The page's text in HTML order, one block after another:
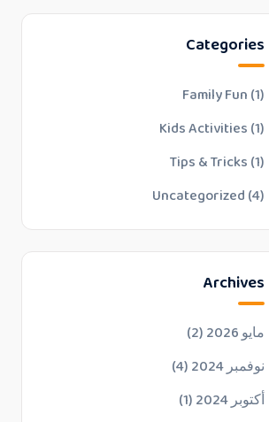
Categories
Family Fun (1)
Kids Activities (1)
Tips & Tricks (1)
Uncategorized (4)
Archives
مايو 2026
(2)
نوفمبر 2024
(4)
أكتوبر 2024
(1)